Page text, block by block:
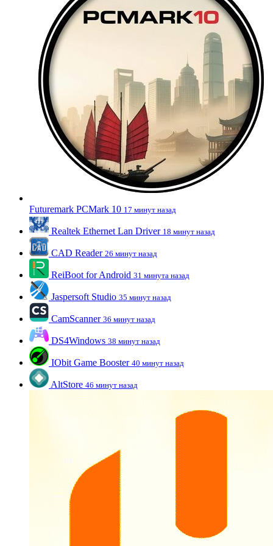
Futuremark PCMark 10 17 минут назад
Realtek Ethernet Lan Driver 18 минут назад
CAD Reader 26 минут назад
ReiBoot for Android 31 минута назад
Jaspersoft Studio 35 минут назад
CamScanner 36 минут назад
DS4Windows 38 минут назад
IObit Game Booster 40 минут назад
AltStore 46 минут назад